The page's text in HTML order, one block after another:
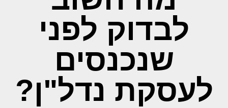
לבדוק לפני
שנכנסים
לעסקת נדל"ן?